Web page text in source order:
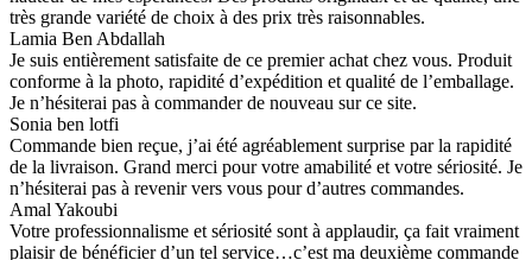
très grande variété de choix à des prix très raisonnables.
Lamia Ben Abdallah
Je suis entièrement satisfaite de ce premier achat chez vous. Produit
conforme à la photo, rapidité d’expédition et qualité de l’emballage.
Je n’hésiterai pas à commander de nouveau sur ce site.
Sonia ben lotfi
Commande bien reçue, j’ai été agréablement surprise par la rapidité
de la livraison. Grand merci pour votre amabilité et votre sériosité. Je
n’hésiterai pas à revenir vers vous pour d’autres commandes.
Amal Yakoubi
Votre professionnalisme et sériosité sont à applaudir, ça fait vraiment
plaisir de bénéficier d’un tel service…c’est ma deuxième commande